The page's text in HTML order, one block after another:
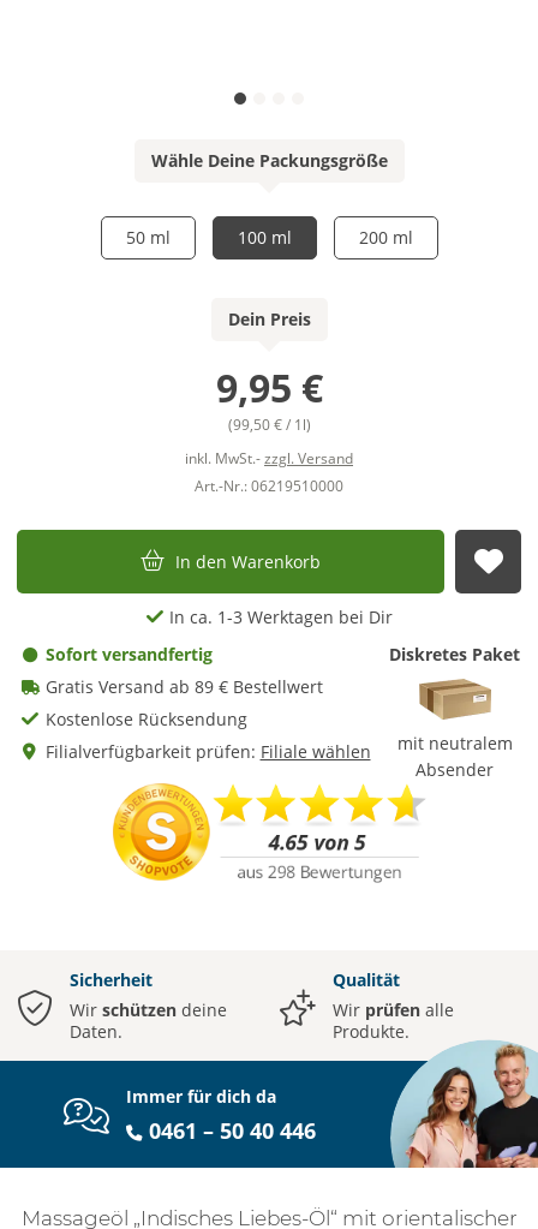
Wähle Deine Packungsgröße
50 ml 100 ml 200 ml
Dein Preis
9,95 €
(99,50 € / 1l)
inkl. MwSt.-zzgl. Versand
Art.-Nr.: 06219510000
In den Warenkorb
In ca. 1-3 Werktagen bei Dir
Sofort versandfertig
Gratis Versand ab 89 € Bestellwert
Kostenlose Rücksendung
Filialverfügbarkeit prüfen: Filiale wählen
Diskretes Paket
mit neutralem
Absender
Sicherheit
Wir schützen deine
Daten.
Qualität
Wir prüfen alle
Produkte.
Immer für dich da
0461 – 50 40 446
Massageöl „Indisches Liebes-Öl“ mit orientalischer